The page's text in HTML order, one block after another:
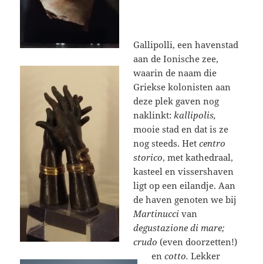
Gallipolli, een havenstad
aan de Ionische zee,
waarin de naam die
Griekse kolonisten aan
deze plek gaven nog
naklinkt: kallipolis,
mooie stad en dat is ze
nog steeds. Hetcentro
storico, met kathedraal,
kasteel en vissershaven
ligt op een eilandje. Aan
de haven genoten we bij
Martinuccivan
degustazione di mare;
crudo (even doorzetten!)
encotto. Lekker